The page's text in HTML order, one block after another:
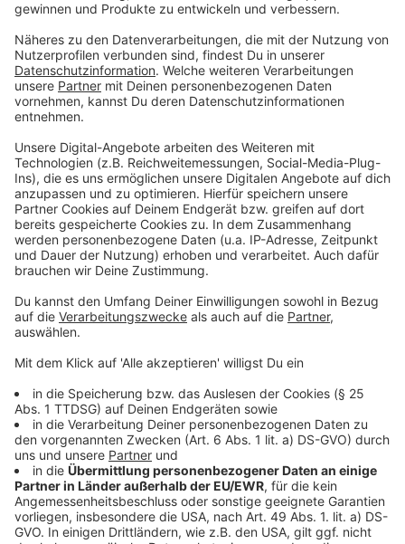
Testpflicht für Urlauber aus
Risikogebieten richtig? Wer soll sie
bezahlen?
Juli angeordnet, dass Urlauber aus Risikogebieten
sich verpflichtend auf das Coronavirus testen
lassen müssen. Darüber sind sich die Politiker im
Grunde einig. Doch wer soll für die Tests
aufkommen? Der Urlauber selbst oder doch Bund
und Länder? Stimmt in unserem Voting ab.
Ja, Tests für Urlauber aus
Risikogebieten sollten Pflicht sein.
Bezahlen sollen sie selber.
Ja, Tests für Urlauber aus
Risikogebieten sollten Pflicht sein,
allerdings kostenlos.
Nein, Tests für Urlauber aus
Risikogebieten sollten keine Pflicht sein.
7%
Die Abstimmung ist bereits abgeschlossen.Es